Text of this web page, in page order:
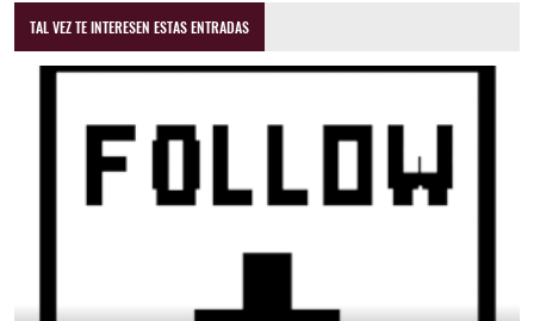
TAL VEZ TE INTERESEN ESTAS ENTRADAS